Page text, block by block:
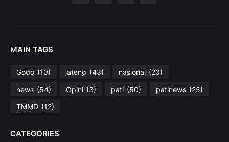
MAIN TAGS
Godo (10) jateng (43) nasional (20)
news (54) Opini (3) pati (50) patinews (25)
TMMD (12)
CATEGORIES